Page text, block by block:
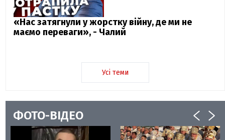
«Нас затягнули у жорстку війну, де ми не
маємо переваги», - Чалий
Усі теми
ФОТО-ВІДЕО